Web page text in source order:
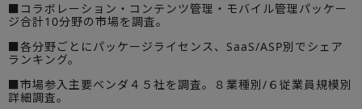
■コラボレーション・コンテンツ管理・モバイル管理パッケー
ジ合計10分野の市場を調査。
■各分野ごとにパッケージライセンス、SaaS/ASP別でシェア
ランキング。
■市場参入主要ベンダ４５社を調査。８業種別/６従業員規模別
詳細調査。